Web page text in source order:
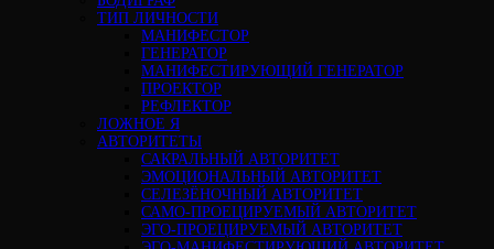
ТИП ЛИЧНОСТИ
МАНИФЕСТОР
ГЕНЕРАТОР
МАНИФЕСТИРУЮЩИЙ ГЕНЕРАТОР
ПРОЕКТОР
РЕФЛЕКТОР
ЛОЖНОЕ Я
АВТОРИТЕТЫ
САКРАЛЬНЫЙ АВТОРИТЕТ
ЭМОЦИОНАЛЬНЫЙ АВТОРИТЕТ
СЕЛЕЗЁНОЧНЫЙ АВТОРИТЕТ
САМО-ПРОЕЦИРУЕМЫЙ АВТОРИТЕТ
ЭГО-ПРОЕЦИРУЕМЫЙ АВТОРИТЕТ